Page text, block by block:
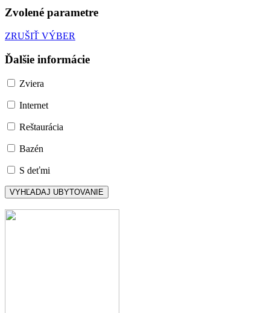
Zvolené parametre
ZRUŠIŤ VÝBER
Ďalšie informácie
Zviera
Internet
Reštaurácia
Bazén
S deťmi